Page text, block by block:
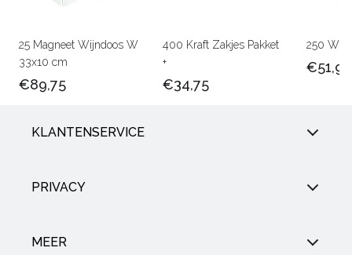
25 Magneet Wijndoos W
33x10 cm
€89,75
400 Kraft Zakjes Pakket
+
€34,75
250
€51,95
KLANTENSERVICE
PRIVACY
MEER